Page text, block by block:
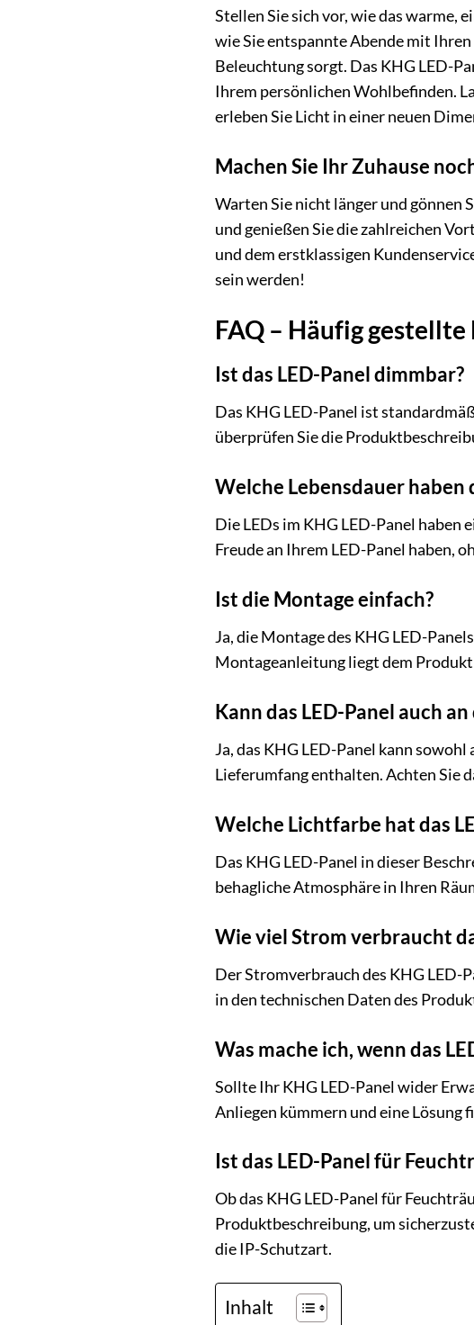
Stellen Sie sich vor, wie das warme,
wie Sie entspannte Abende mit
Beleuchtung sorgt. Das KHG LED-
Ihrem persönlichen Wohlbefinden.
erleben Sie Licht in einer neuen
Machen Sie Ihr Zuhause
Warten Sie nicht länger und gönnen
und genießen Sie die zahlreichen
und dem erstklassigen
sein werden!
FAQ – Häufig gestellte
Ist das LED-Panel dimmbar?
Das KHG LED-Panel ist
überprüfen Sie die
Welche Lebensdauer haben
Die LEDs im KHG LED-Panel haben
Freude an Ihrem LED-Panel haben,
Ist die Montage einfach?
Ja, die Montage des KHG LED-
Montageanleitung liegt dem
Kann das LED-Panel auch
Ja, das KHG LED-Panel kann
Lieferumfang enthalten. Achten Sie
Welche Lichtfarbe hat das
Das KHG LED-Panel in dieser
behagliche Atmosphäre in Ihren
Wie viel Strom verbraucht
Der Stromverbrauch des KHG LED-
in den technischen Daten des
Was mache ich, wenn das
Sollte Ihr KHG LED-Panel wider
Anliegen kümmern und eine Lösung
Ist das LED-Panel für
Ob das KHG LED-Panel für
Produktbeschreibung, um
die IP-Schutzart.
Inhalt